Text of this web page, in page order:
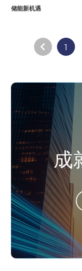
储能新机遇
1
成